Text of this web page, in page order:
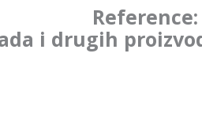
Reference:
i drugih